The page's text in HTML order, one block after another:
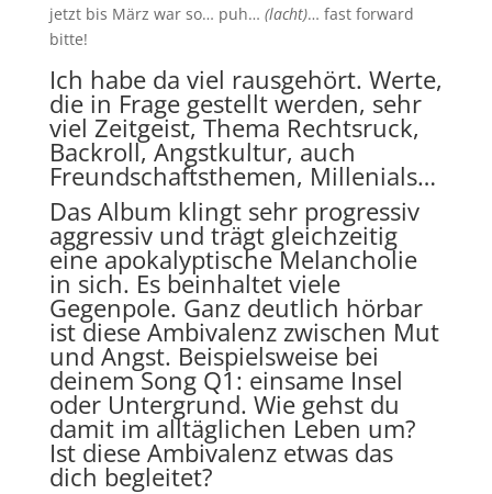
jetzt bis März war so… puh… (lacht)… fast forward
bitte!
Ich habe da viel rausgehört. Werte,
die in Frage gestellt werden, sehr
viel Zeitgeist, Thema Rechtsruck,
Backroll, Angstkultur, auch
Freundschaftsthemen, Millenials…
Das Album klingt sehr progressiv
aggressiv und trägt gleichzeitig
eine apokalyptische Melancholie
in sich. Es beinhaltet viele
Gegenpole. Ganz deutlich hörbar
ist diese Ambivalenz zwischen Mut
und Angst. Beispielsweise bei
deinem Song Q1: einsame Insel
oder Untergrund. Wie gehst du
damit im alltäglichen Leben um?
Ist diese Ambivalenz etwas das
dich begleitet?